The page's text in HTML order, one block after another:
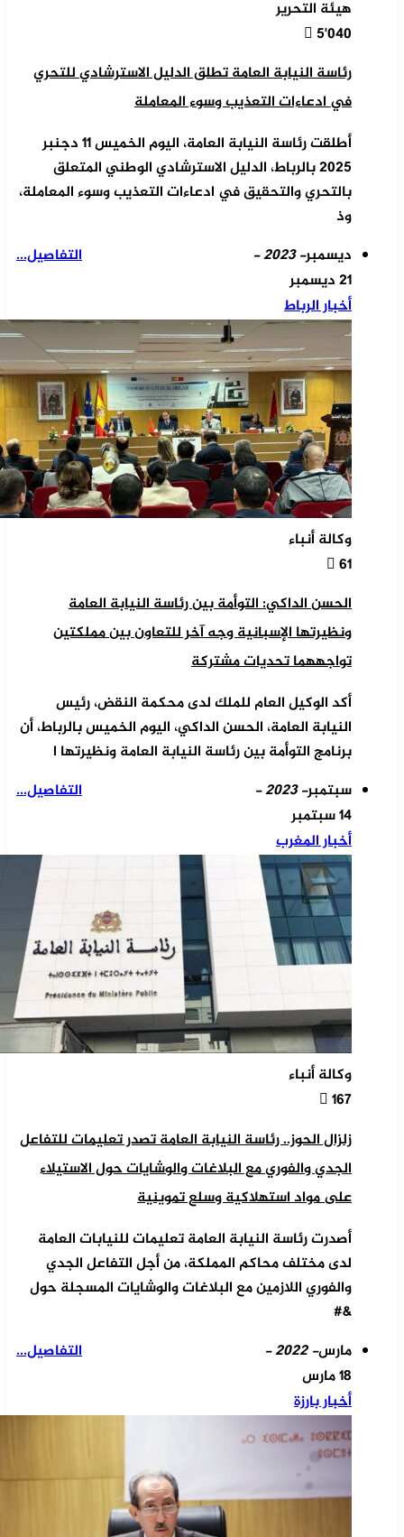
هيئة التحرير
5٬040
رئاسة النيابة العامة تطلق الدليل الاسترشادي للتحري
في ادعاءات التعذيب وسوء المعاملة
أطلقت رئاسة النيابة العامة، اليوم الخميس 11 دجنبر
2025 بالرباط، الدليل الاسترشادي الوطني المتعلق
بالتحري والتحقيق في ادعاءات التعذيب وسوء المعاملة،
وذ
التفاصيل...
ديسمبر- 2023 -
21 ديسمبر
أخبار الرباط
وكالة أنباء
61
الحسن الداكي: التوأمة بين رئاسة النيابة العامة
ونظيرتها الإسبانية وجه آخر للتعاون بين مملكتين
تواجههما تحديات مشتركة
أكد الوكيل العام للملك لدى محكمة النقض، رئيس
النيابة العامة، الحسن الداكي، اليوم الخميس بالرباط، أن
برنامج التوأمة بين رئاسة النيابة العامة ونظيرتها ا
التفاصيل...
سبتمبر- 2023 -
14 سبتمبر
أخبار المغرب
وكالة أنباء
167
زلزال الحوز.. رئاسة النيابة العامة تصدر تعليمات للتفاعل
الجدي والفوري مع البلاغات والوشايات حول الاستيلاء
على مواد استهلاكية وسلع تموينية
أصدرت رئاسة النيابة العامة تعليمات للنيابات العامة
لدى مختلف محاكم المملكة، من أجل التفاعل الجدي
والفوري اللازمين مع البلاغات والوشايات المسجلة حول
&#
التفاصيل...
مارس- 2022 -
18 مارس
أخبار بارزة